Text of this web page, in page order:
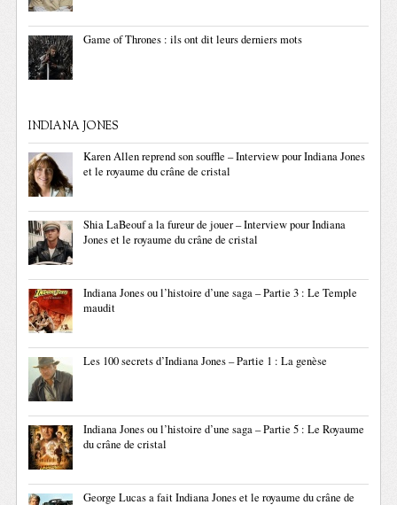
Game of Thrones : ils ont dit leurs derniers mots
INDIANA JONES
Karen Allen reprend son souffle – Interview pour Indiana Jones
et le royaume du crâne de cristal
Shia LaBeouf a la fureur de jouer – Interview pour Indiana
Jones et le royaume du crâne de cristal
Indiana Jones ou l’histoire d’une saga – Partie 3 : Le Temple
maudit
Les 100 secrets d’Indiana Jones – Partie 1 : La genèse
Indiana Jones ou l’histoire d’une saga – Partie 5 : Le Royaume
du crâne de cristal
George Lucas a fait Indiana Jones et le royaume du crâne de